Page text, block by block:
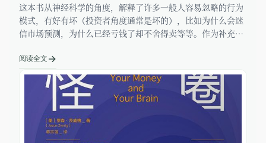
这本书从神经科学的角度，解释了许多一般人容易忽略的行为
模式，有好有坏（投资者角度通常是坏的），比如为什么会迷
信市场预测，为什么已经亏钱了却不舍得卖等等。作为补充说
实验，也有不太熟悉的大脑
阅读全文 →